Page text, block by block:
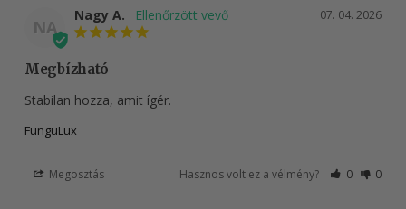
NA
07. 04. 2026
Nagy A.
Megbízható
Stabilan hozza, amit ígér.
FunguLux
Megosztás Hasznos volt ez a vélmény? 0 0